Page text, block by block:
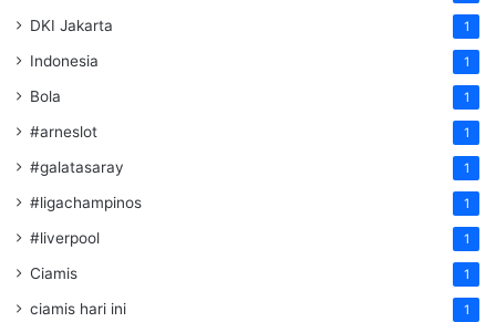
DKI Jakarta 1
Indonesia 1
Bola 1
#arneslot 1
#galatasaray 1
#ligachampinos 1
#liverpool 1
Ciamis 1
ciamis hari ini 1